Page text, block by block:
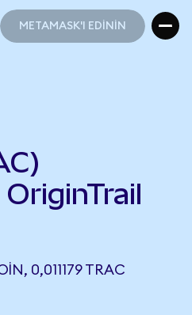
METAMASK'I EDİNİN
0,011179 TRAC